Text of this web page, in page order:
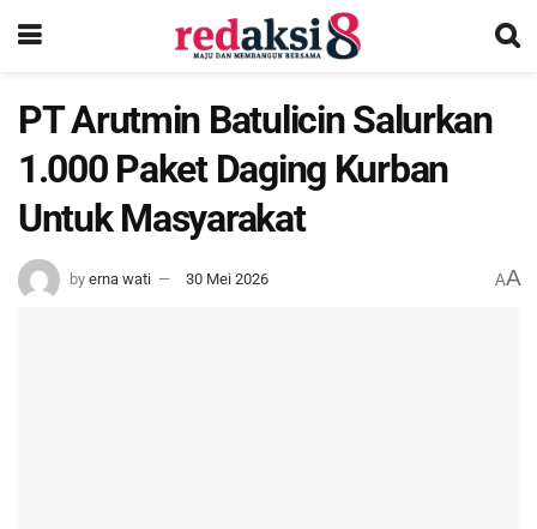
PT Arutmin Batulicin Salurkan
1.000 Paket Daging Kurban
Untuk Masyarakat
by erna wati 30 Mei 2026 AA